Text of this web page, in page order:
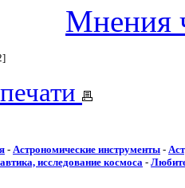
Мнения
- Астрономические инструменты -
исследование космоса -